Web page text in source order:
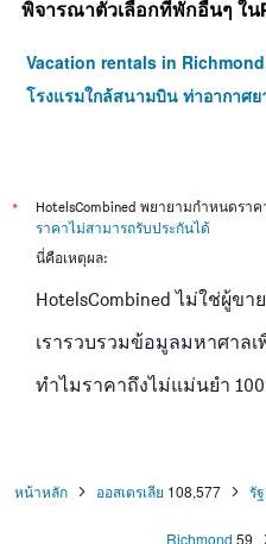
พิจารณาตัวเลือกที่พักอื่นๆ ใน
Vacation rentals in
โรงแรมใกล้สนามบิน ท่าอากาศย
*
HotelsCombined พยายามกำหนดรา
ราคาไม่สามารถรับประกันได้
นี่คือเหตุผล:
HotelsCombined ไม่ใช่ผู้ขาย
เรารวบรวมข้อมูลมหาศาล
ทำไมราคาถึงไม่แม่นยำ
หน้าหลัก ออสเตรเลีย 108,577 รั
Richmond 59